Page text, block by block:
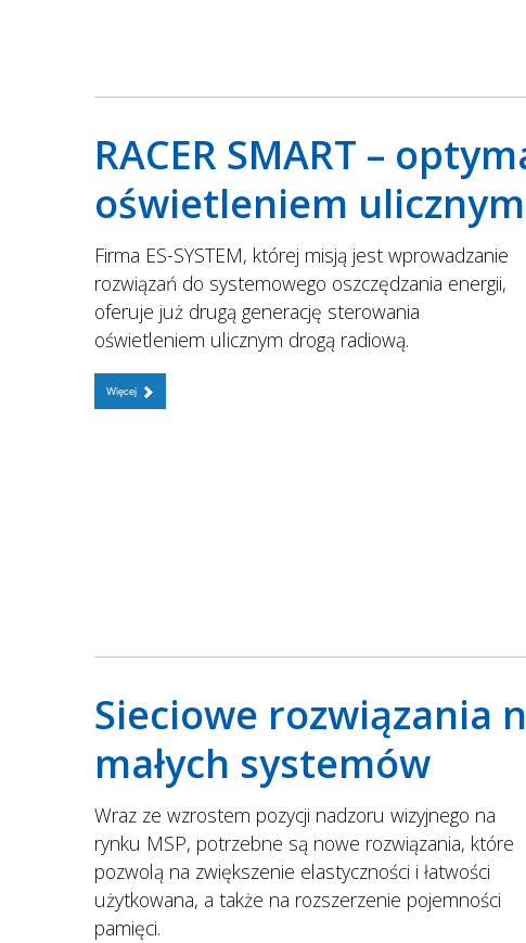
RACER SMART –
oświetleniem ulicznym
Firma ES-SYSTEM, której misją jest wprowadzanie
rozwiązań do systemowego oszczędzania energii,
oferuje już drugą generację sterowania
oświetleniem ulicznym drogą radiową.
Więcej
Sieciowe rozwiązania
małych systemów
Wraz ze wzrostem pozycji nadzoru wizyjnego na
rynku MSP, potrzebne są nowe rozwiązania, które
pozwolą na zwiększenie elastyczności i łatwości
użytkowana, a także na rozszerzenie pojemności
pamięci.